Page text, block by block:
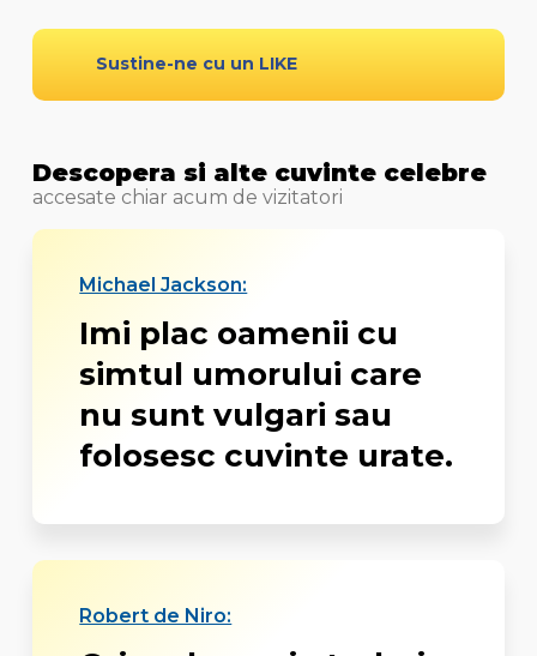
Sustine-ne cu un LIKE
Descopera si alte cuvinte celebre
accesate chiar acum de vizitatori
Michael Jackson:
Imi plac oamenii cu
simtul umorului care
nu sunt vulgari sau
folosesc cuvinte urate.
Robert de Niro: